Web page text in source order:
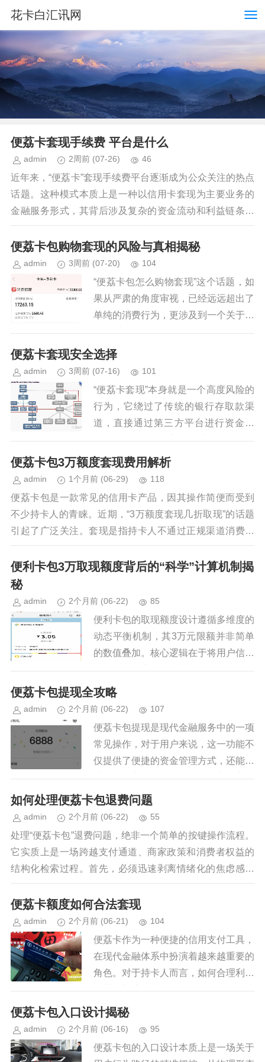
花卡白汇讯网
便荔卡套现手续费 平台是什么
admin 2周前 (07-26) 46
近年来，“便荔卡”套现手续费平台逐渐成为公众关注的热点
话题。这种模式本质上是一种以信用卡套现为主要业务的
金融服务形式，其背后涉及复杂的资金流动和利益链条。
套现手续费平台通常以收取服务费的形式，为持卡人...
便荔卡包购物套现的风险与真相揭秘
admin 3周前 (07-20) 104
“便荔卡包怎么购物套现”这个话题，如
果从严肃的角度审视，已经远远超出了
单纯的消费行为，更涉及到一个关于信
用体系滥用和金融风险的复杂问题。简
单粗暴地将“套现”定义为一种策略，忽
便荔卡套现安全选择
admin 3周前 (07-16) 101
“便荔卡套现”本身就是一个高度风险的
行为，它绕过了传统的银行存取款渠
道，直接通过第三方平台进行资金转
移，这本身就意味着资金流动性极低，
且面临着极高的洗钱、逃税等风险。
便荔卡包3万额度套现费用解析
admin 1个月前 (06-29) 118
便荔卡包是一款常见的信用卡产品，因其操作简便而受到
不少持卡人的青睐。近期，“3万额度套现几折取现”的话题
引起了广泛关注。套现是指持卡人不通过正规渠道消费，
而是直接从银行提取现金的行为，这在许多情况下被...
便利卡包3万取现额度背后的“科学”计算机制揭
秘
admin 2个月前 (06-22) 85
便利卡包的取现额度设计遵循多维度的
动态平衡机制，其3万元限额并非简单
的数值叠加。核心逻辑在于将用户信用
评估、资金流动性需求与金融机构风控
模型进行交叉校验。例如，当用户申请
便荔卡包提现全攻略
admin 2个月前 (06-22) 107
便荔卡包提现是现代金融服务中的一项
常见操作，对于用户来说，这一功能不
仅提供了便捷的资金管理方式，还能够
满足日常交易和支付需求。随着数字化
支付的普及，更多人开始依赖便荔卡包
如何处理便荔卡包退费问题
admin 2个月前 (06-22) 55
处理“便荔卡包”退费问题，绝非一个简单的按键操作流程。
它实质上是一场跨越支付通道、商家政策和消费者权益的
结构化检索过程。首先，必须迅速剥离情绪化的焦虑感，
将其定位于一个标准的金融交易纠纷模型进行拆解分...
便荔卡额度如何合法套现
admin 2个月前 (06-21) 104
便荔卡作为一种便捷的信用支付工具，
在现代金融体系中扮演着越来越重要的
角色。对于持卡人而言，如何合理利用
便荔卡额度，实现资金的有效配置，成
为一个值得深入探讨的话题。 首先，
便荔卡包入口设计揭秘
admin 2个月前 (06-16) 95
便荔卡包的入口设计本质上是一场关于